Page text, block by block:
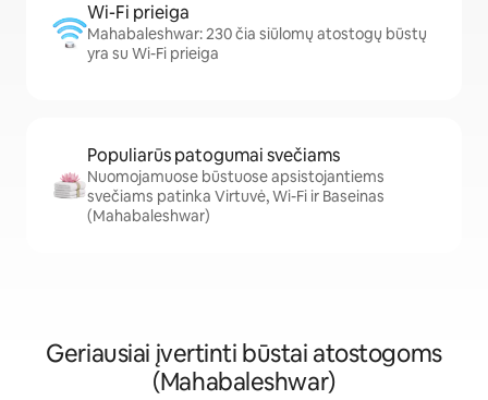
Wi-Fi prieiga
Mahabaleshwar: 230 čia siūlomų atostogų būstų
yra su Wi-Fi prieiga
Populiarūs patogumai svečiams
Nuomojamuose būstuose apsistojantiems
svečiams patinka Virtuvė, Wi-Fi ir Baseinas
(Mahabaleshwar)
Geriausiai įvertinti būstai atostogoms
(Mahabaleshwar)